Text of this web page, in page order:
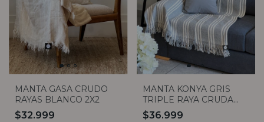
MANTA GASA CRUDO
RAYAS BLANCO 2X2
$32.999
MANTA KONYA GRIS
TRIPLE RAYA CRUDA
200X100
$36.999